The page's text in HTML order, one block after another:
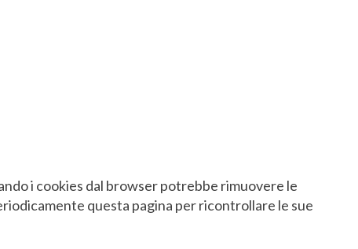
i cookies dal browser potrebbe rimuovere le
questa pagina per ricontrollare le sue